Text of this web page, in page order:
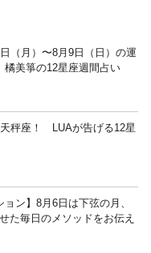
（月）〜8月9日（日）の運
美箏の12星座週間占い
秤座！ LUAが告げる12星
ョン】8月6日は下弦の月、
た毎日のメソッドをお伝え